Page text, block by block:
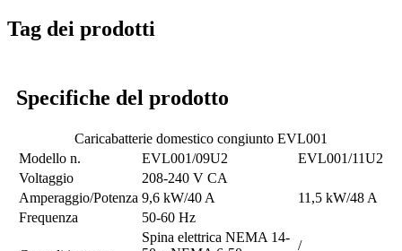
Tag dei prodotti
Specifiche del prodotto
Caricabatterie domestico congiunto EVL001
Modello n.
EVL001/09U2
EVL001/11U2
Voltaggio
208-240 V CA
Amperaggio/Potenza 9,6 kW/40 A
11,5 kW/48 A
Frequenza
50-60 Hz
Spina elettrica NEMA 14-
/